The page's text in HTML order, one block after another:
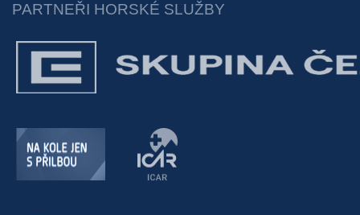
PARTNEŘI HORSKÉ SLUŽBY